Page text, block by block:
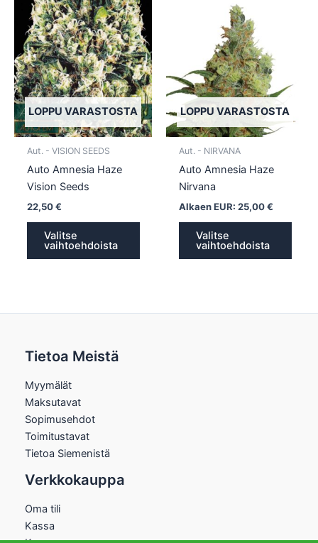
LOPPU VARASTOSTA
Aut. - VISION SEEDS
Auto Amnesia Haze
Vision Seeds
22,50€
Valitse
vaihtoehdoista
Tällä
tuotteella
on
useampi
muunnelma.
Voit
tehdä
valinnat
LOPPU VARASTOSTA
Aut. - NIRVANA
Auto Amnesia Haze
Nirvana
Alkaen EUR: 25,00€
Valitse
vaihtoehdoista
Tietoa Meistä
Myymälät
Maksutavat
Sopimusehdot
Toimitustavat
Tietoa Siemenistä
Verkkokauppa
Oma tili
Kassa